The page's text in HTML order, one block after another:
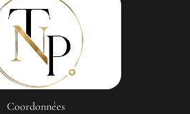
Coordonnées